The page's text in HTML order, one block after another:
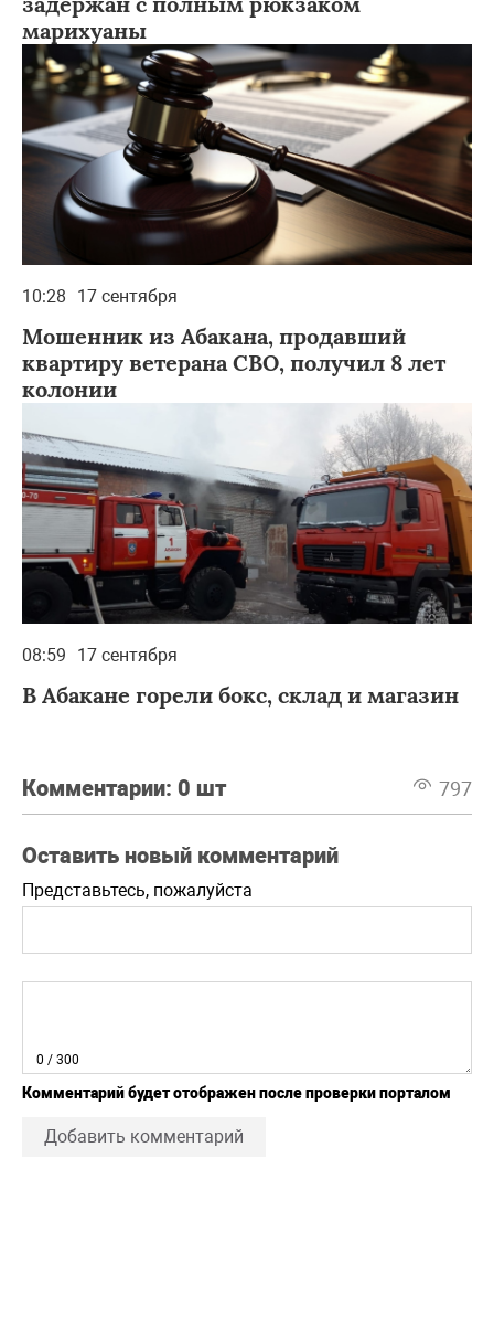
марихуаны
10:28 17 сентября
Мошенник из Абакана, продавший
квартиру ветерана СВО, получил 8 лет
колонии
08:59 17 сентября
В Абакане горели бокс, склад и магазин
Комментарии: 0 шт 797
Оставить новый комментарий
Представьтесь, пожалуйста
0 / 300
Комментарий будет отображен после проверки порталом
Добавить комментарий